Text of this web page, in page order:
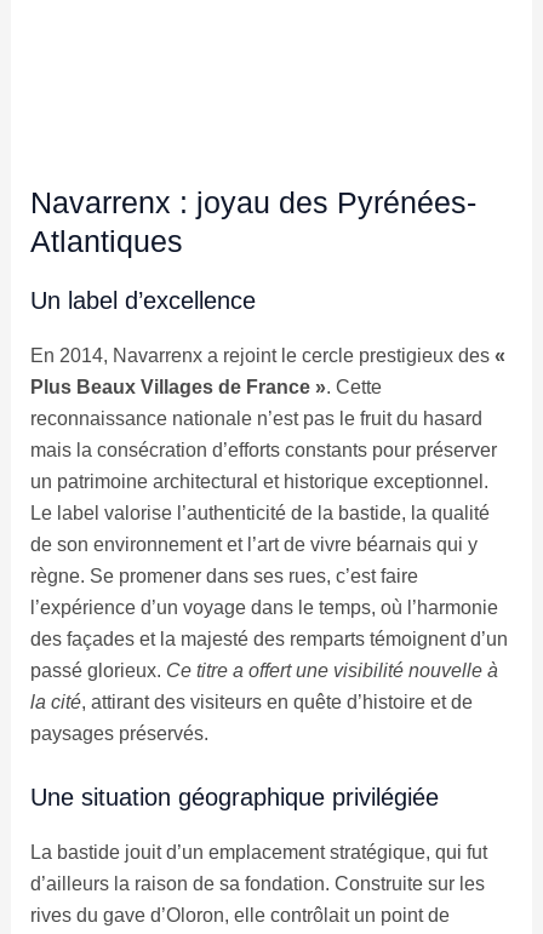
Navarrenx : joyau des Pyrénées-
Atlantiques
Un label d’excellence
En 2014, Navarrenx a rejoint le cercle prestigieux des «
Plus Beaux Villages de France ». Cette
reconnaissance nationale n’est pas le fruit du hasard
mais la consécration d’efforts constants pour préserver
un patrimoine architectural et historique exceptionnel.
Le label valorise l’authenticité de la bastide, la qualité
de son environnement et l’art de vivre béarnais qui y
règne. Se promener dans ses rues, c’est faire
l’expérience d’un voyage dans le temps, où l’harmonie
des façades et la majesté des remparts témoignent d’un
passé glorieux. Ce titre a offert une visibilité nouvelle à
la cité, attirant des visiteurs en quête d’histoire et de
paysages préservés.
Une situation géographique privilégiée
La bastide jouit d’un emplacement stratégique, qui fut
d’ailleurs la raison de sa fondation. Construite sur les
rives du gave d’Oloron, elle contrôlait un point de